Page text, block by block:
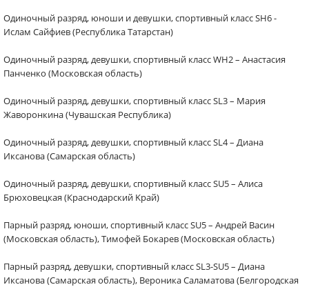
Одиночный разряд, юноши и девушки, спортивный класс SH6 -
Ислам Сайфиев (Республика Татарстан)
Одиночный разряд, девушки, спортивный класс WH2 – Анастасия
Панченко (Московская область)
Одиночный разряд, девушки, спортивный класс SL3 – Мария
Жаворонкина (Чувашская Республика)
Одиночный разряд, девушки, спортивный класс SL4 – Диана
Иксанова (Самарская область)
Одиночный разряд, девушки, спортивный класс SU5 – Алиса
Брюховецкая (Краснодарский Kpaй)
Парный разряд, юноши, спортивный класс SU5 – Андрей Васин
(Московская область), Тимофей Бокарев (Московская область)
Парный разряд, девушки, спортивный класс SL3-SU5 – Диана
Иксанова (Самарская область), Вероника Саламатова (Белгородская